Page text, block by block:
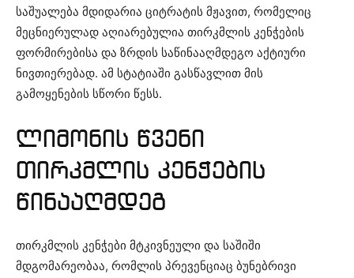
საშუალება მდიდარია ციტრატის მჟავით, რომელიც
მეცნიერულად აღიარებულია თირკმლის კენჭების
ფორმირებისა და ზრდის საწინააღმდეგო აქტიური
ნივთიერებად. ამ სტატიაში გასწავლით მის
გამოყენების სწორი წესს.
ლიმონის წვენი
თირკმლის კენჭების
წინააღმდეგ
თირკმლის კენჭები მტკივნეული და საშიში
მდგომარეობაა, რომლის პრევენციაც ბუნებრივი